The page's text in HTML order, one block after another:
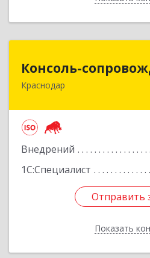
Консоль-
Краснодар
Внедрений
1С:Специалист
Отправить
Показать
350051,
Отправить
Назад